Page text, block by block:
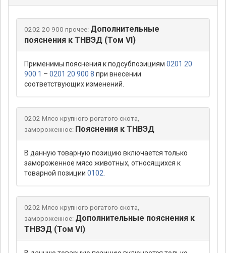
0202 20 900 прочее: Дополнительные
пояснения к ТНВЭД (Том VI)
Применимы пояснения к подсубпозициям 0201 20
900 1 – 0201 20 900 8 при внесении
соответствующих изменений.
0202 Мясо крупного рогатого скота,
замороженное: Пояснения к ТНВЭД
В данную товарную позицию включается только
замороженное мясо животных, относящихся к
товарной позиции 0102
0202 Мясо крупного рогатого скота,
замороженное: Дополнительные пояснения к
ТНВЭД (Том VI)